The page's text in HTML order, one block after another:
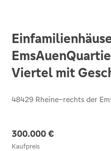
Viertel mit
48429 Rheine–rechts der
300.000 €
Kaufpreis